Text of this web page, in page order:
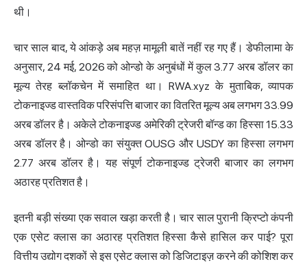
थी।
चार साल बाद, ये आंकड़े अब महज़ मामूली बातें नहीं रह गए हैं। डेफीलामा के
अनुसार, 24 मई, 2026 को ओन्डो के अनुबंधों में कुल 3.77 अरब डॉलर का
मूल्य तेरह ब्लॉकचेन में समाहित था। RWA.xyz के मुताबिक, व्यापक
टोकनाइज्ड वास्तविक परिसंपत्ति बाजार का वितरित मूल्य अब लगभग 33.99
अरब डॉलर है। अकेले टोकनाइज्ड अमेरिकी ट्रेजरी बॉन्ड का हिस्सा 15.33
अरब डॉलर है। ओन्डो का संयुक्त OUSG और USDY का हिस्सा लगभग
2.77 अरब डॉलर है। यह संपूर्ण टोकनाइज्ड ट्रेजरी बाजार का लगभग
अठारह प्रतिशत है।
इतनी बड़ी संख्या एक सवाल खड़ा करती है। चार साल पुरानी क्रिप्टो कंपनी
एक एसेट क्लास का अठारह प्रतिशत हिस्सा कैसे हासिल कर पाई? पूरा
वित्तीय उद्योग दशकों से इस एसेट क्लास को डिजिटाइज़ करने की कोशिश कर